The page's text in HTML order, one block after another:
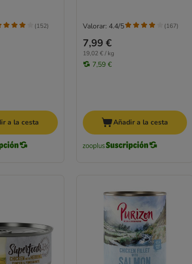
(152)
a la cesta
7,99 €
19,02 € / kg
7,59 €
Valorar: 4.4/5 (167)
Añadir a la cesta